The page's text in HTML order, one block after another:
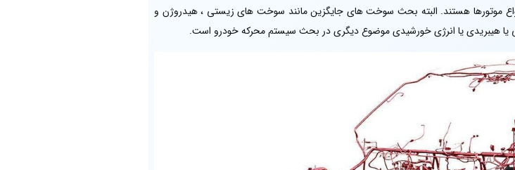
موتورها هستند. البته بحث سوخت های جایگزین مانند سوخت های زیستی ، هیدروژن و
یا هیبریدی یا انرژی خورشیدی موضوع دیگری در بحث سیستم محرکه خودرو است.